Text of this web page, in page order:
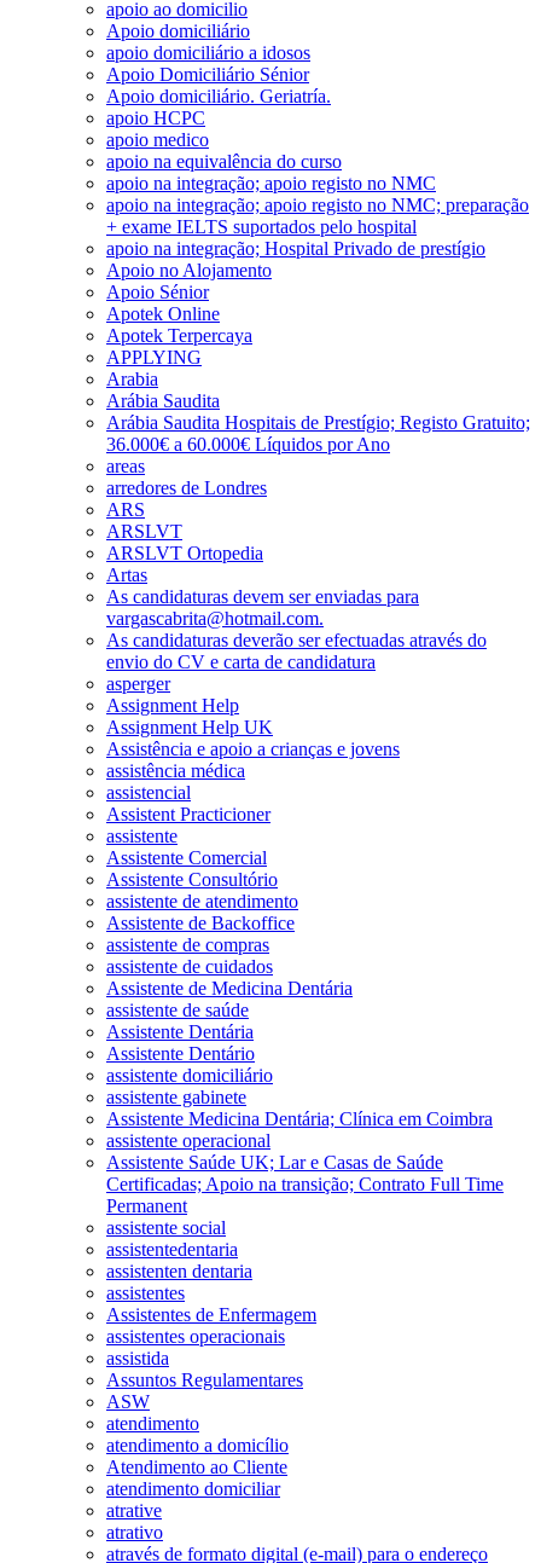
apoio ao domicilio
Apoio domiciliário
apoio domiciliário a idosos
Apoio Domiciliário Sénior
Apoio domiciliário. Geriatría.
apoio HCPC
apoio medico
apoio na equivalência do curso
apoio na integração; apoio registo no NMC
apoio na integração; apoio registo no NMC; preparação
+ exame IELTS suportados pelo hospital
apoio na integração; Hospital Privado de prestígio
Apoio no Alojamento
Apoio Sénior
Apotek Online
Apotek Terpercaya
APPLYING
Arabia
Arábia Saudita
Arábia Saudita Hospitais de Prestígio; Registo Gratuito;
36.000€ a 60.000€ Líquidos por Ano
areas
arredores de Londres
ARS
ARSLVT
ARSLVT Ortopedia
Artas
As candidaturas devem ser enviadas para
vargascabrita@hotmail.com.
As candidaturas deverão ser efectuadas através do
envio do CV e carta de candidatura
asperger
Assignment Help
Assignment Help UK
Assistência e apoio a crianças e jovens
assistência médica
assistencial
Assistent Practicioner
assistente
Assistente Comercial
Assistente Consultório
assistente de atendimento
Assistente de Backoffice
assistente de compras
assistente de cuidados
Assistente de Medicina Dentária
assistente de saúde
Assistente Dentária
Assistente Dentário
assistente domiciliário
assistente gabinete
Assistente Medicina Dentária; Clínica em Coimbra
assistente operacional
Assistente Saúde UK; Lar e Casas de Saúde
Certificadas; Apoio na transição; Contrato Full Time
Permanent
assistente social
assistentedentaria
assistenten dentaria
assistentes
Assistentes de Enfermagem
assistentes operacionais
assistida
Assuntos Regulamentares
ASW
atendimento
atendimento a domicílio
Atendimento ao Cliente
atendimento domiciliar
atrative
atrativo
através de formato digital (e-mail) para o endereço